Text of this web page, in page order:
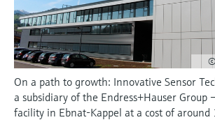
产品工具
通过产品筛选，选择测量仪表
通过产品特性查找适当的测量设备、软件或
系统组件。
阻旋料位开关
伺服液位测量
机电式物位测量
污泥界面传感器和变送器
营养盐分析仪和传感器
金属分析仪
多点温度计
选购全部
超高探测器
选购全部
所有行业的关注焦点
工业领域的可持续发展解决方案
数字化驱动流程工业转型升级
On a path to growth: Innovative Sensor
a subsidiary of the Endress+Hauser Group
facility in Ebnat-Kappel at a cost of